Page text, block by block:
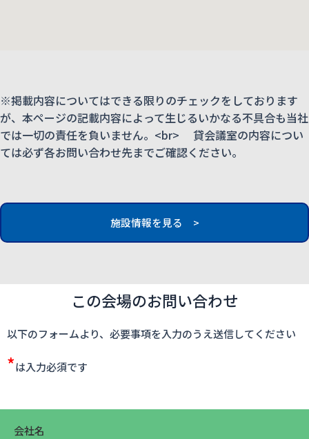
※掲載内容についてはできる限りのチェックをしております
が、本ページの記載内容によって生じるいかなる不具合も当社
では一切の責任を負いません。<br> 貸会議室の内容につい
ては必ず各お問い合わせ先までご確認ください。
施設情報を見る >
この会場のお問い合わせ
以下のフォームより、必要事項を入力のうえ送信してください
*は入力必須です
会社名